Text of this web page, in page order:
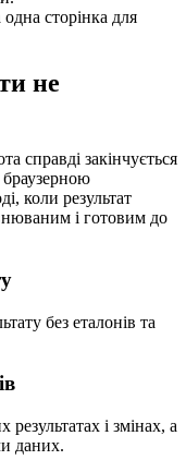
сторінка для
не
справді закінчується
коли результат
і готовим до
без еталонів та
і змінах, а
даних.